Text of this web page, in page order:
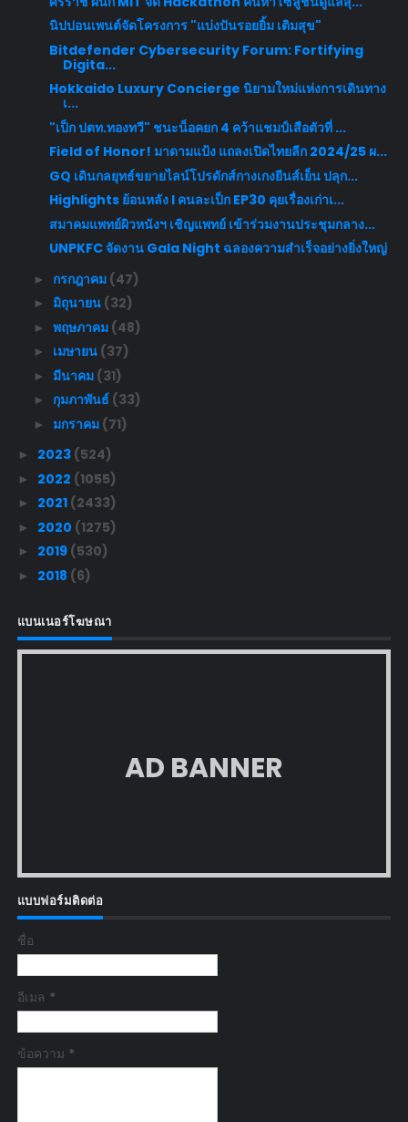
นิปปอนเพนต์จัดโครงการ "แบ่งปันรอยยิ้ม เติมสุข"
Bitdefender Cybersecurity Forum: Fortifying
Digita...
Hokkaido Luxury Concierge นิยามใหม่แห่งการเดินทาง
เ...
"เป็ก ปตท.ทองทวี" ชนะน็อคยก 4 คว้าแชมป์เสือตัวที่ ...
Field of Honor! มาดามแป้ง แถลงเปิดไทยลีก 2024/25 ผ...
GQ เดินกลยุทธ์ขยายไลน์โปรดักส์กางเกงยีนส์เย็น ปลุก...
Highlights ย้อนหลัง l คนละเป็ก EP30 คุยเรื่องเก่าเ...
สมาคมแพทย์ผิวหนังฯ เชิญแพทย์ เข้าร่วมงานประชุมกลาง...
UNPKFC จัดงาน Gala Night ฉลองความสำเร็จอย่างยิ่งใหญ่
► กรกฎาคม (47)
► มิถุนายน (32)
► พฤษภาคม (48)
► เมษายน (37)
► มีนาคม (31)
► กุมภาพันธ์ (33)
► มกราคม (71)
► 2023 (524)
► 2022 (1055)
► 2021 (2433)
► 2020 (1275)
► 2019 (530)
► 2018 (6)
แบนเนอร์โฆษณา
AD BANNER
แบบฟอร์มติดต่อ
ชื่อ
อีเมล *
ข้อความ *